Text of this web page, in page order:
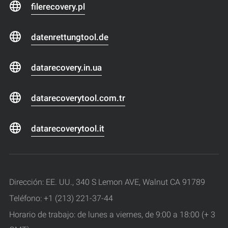
filerecovery.pl
datenrettungtool.de
datarecovery.in.ua
datarecoverytool.com.tr
datarecoverytool.it
Dirección: EE. UU., 340 S Lemon AVE, Walnut CA 91789
Teléfono: +1 (213) 221-37-44
Horario de trabajo: de lunes a viernes, de 9:00 a 18:00 (+ 3